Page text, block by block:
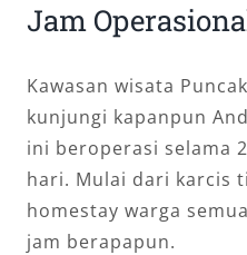
Jam
Kawasan wisata
kunjungi kapanpun
ini beroperasi selama
hari. Mulai dari karcis
homestay warga
jam berapapun.